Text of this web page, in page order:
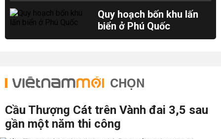
Quy hoạch bốn khu lấn
biển ở Phú Quốc
CHỌN
Cầu Thượng Cát trên Vành đai 3,5 sau
gần một năm thi công